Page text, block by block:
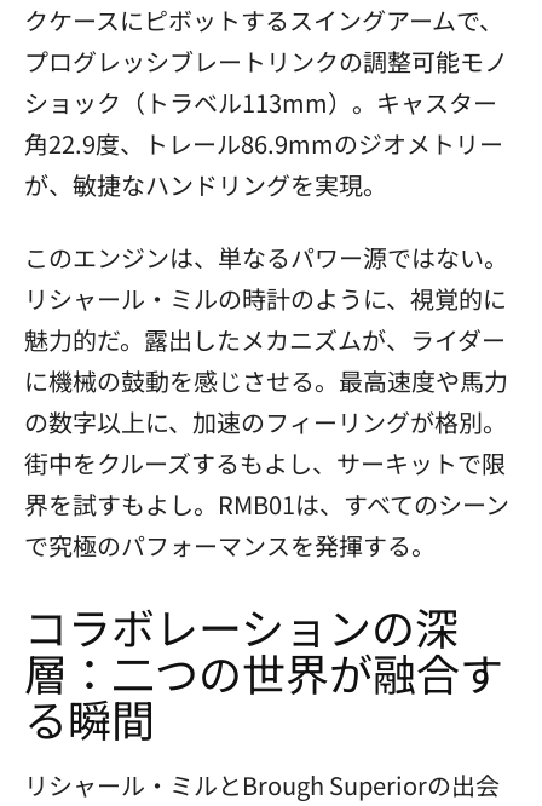
クケースにピボットするスイングアームで、
プログレッシブレートリンクの調整可能モノ
ショック（トラベル113mm）。キャスター
角22.9度、トレール86.9mmのジオメトリー
が、敏捷なハンドリングを実現。
このエンジンは、単なるパワー源ではない。
リシャール・ミルの時計のように、視覚的に
魅力的だ。露出したメカニズムが、ライダー
に機械の鼓動を感じさせる。最高速度や馬力
の数字以上に、加速のフィーリングが格別。
街中をクルーズするもよし、サーキットで限
界を試すもよし。RMB01は、すべてのシーン
で究極のパフォーマンスを発揮する。
コラボレーションの深
層：二つの世界が融合す
る瞬間
リシャール・ミルとBrough Superiorの出会